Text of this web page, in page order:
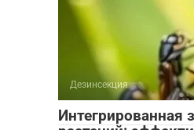
Дезинсекция
Интегрированная